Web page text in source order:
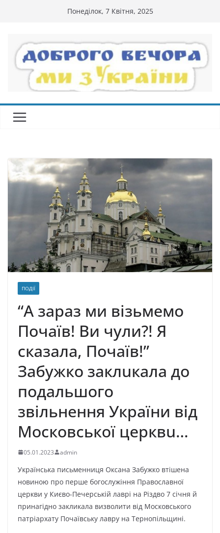
Понеділок, 7 Квітня, 2025
ПОДІЇ
“А зараз ми візьмемо
Почаїв! Ви чули?! Я
сказала, Почаїв!”
Забужко заклuкала до
подальшого
звільнення України від
Московської церквu…
05.01.2023 admin
Українська письменниця Оксана Забужко втішена
новиною про перше богослужіння Православної
церкви у Києво-Печерській лаврі на Різдво 7 січня й
принагідно закликала визволити від Московського
патріархату Почаївську лавру на Тернопільщині.